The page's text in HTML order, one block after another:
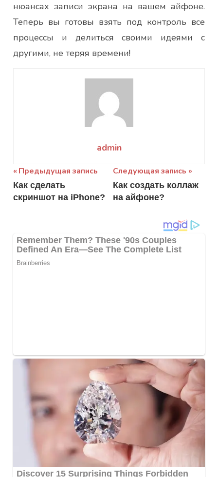
нюансах записи экрана на вашем айфоне.
Теперь вы готовы взять под контроль все
процессы и делиться своими идеями с
другими, не теряя времени!
admin
Навигация
по
записям
Предыдущая запись
Как сделать
скриншот на iPhone?
Следующая запись
Как создать коллаж
на айфоне?